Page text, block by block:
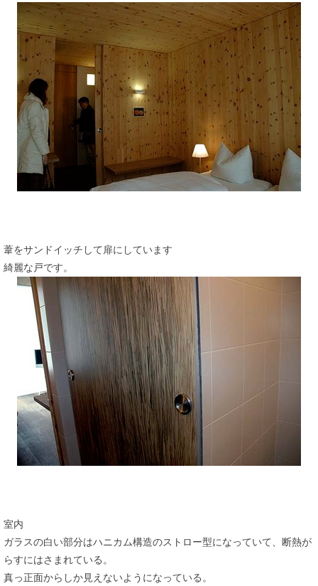
葦をサンドイッチして扉にしています
綺麗な戸です。
室内
ガラスの白い部分はハニカム構造のストロー型になっていて、断熱が
らすにはさまれている。
真っ正面からしか見えないようになっている。